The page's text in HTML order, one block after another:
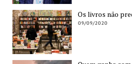
Os livros não
09/09/2020